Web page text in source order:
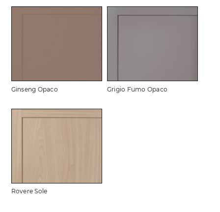
Ginseng Opaco Grigio Fumo Opaco
Rovere Sole